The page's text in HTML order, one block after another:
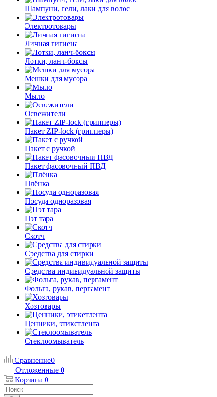
Шампуни, гели, лаки для волос
Электротовары
Личная гигиена
Лотки, ланч-боксы
Мешки для мусора
Мыло
Освежители
Пакет ZIP-lock (грипперы)
Пакет с ручкой
Пакет фасовочный ПВД
Плёнка
Посуда одноразовая
Пэт тара
Скотч
Средства для стирки
Средства индивидуальной защиты
Фольга, рукав, пергамент
Хозтовары
Ценники, этикетлента
Стеклоомыватель
Сравнение0
Отложенные 0
Корзина 0